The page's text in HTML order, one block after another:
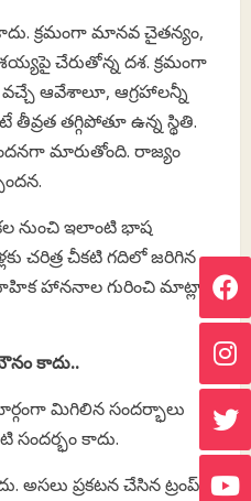
క్రమంగా మానవ చైతన్యం,
చేరుతోన్న దశ. క్రమంగా
ఆవేశాలూ, ఆగ్రహాలన్నీ
తగ్గిపోతూ ఉన్న స్థితి.
మారుతోంది. రాజ్యం
నుంచి ఇలాంటి భాష
చరిత్ర చీకటి గదిలో జరిగిన
హాననాల గురించి మాట్లాడే
కాదు..
మిగిలిన సందర్భాలు
కాదు.
అసలు ప్రకటన చేసిన ట్రంప్